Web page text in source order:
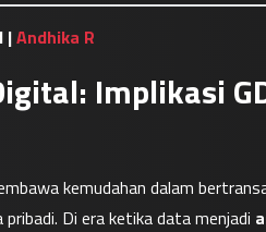
|Andhika R
Implikasi
kemudahan dalam
Di era ketika data menjadi